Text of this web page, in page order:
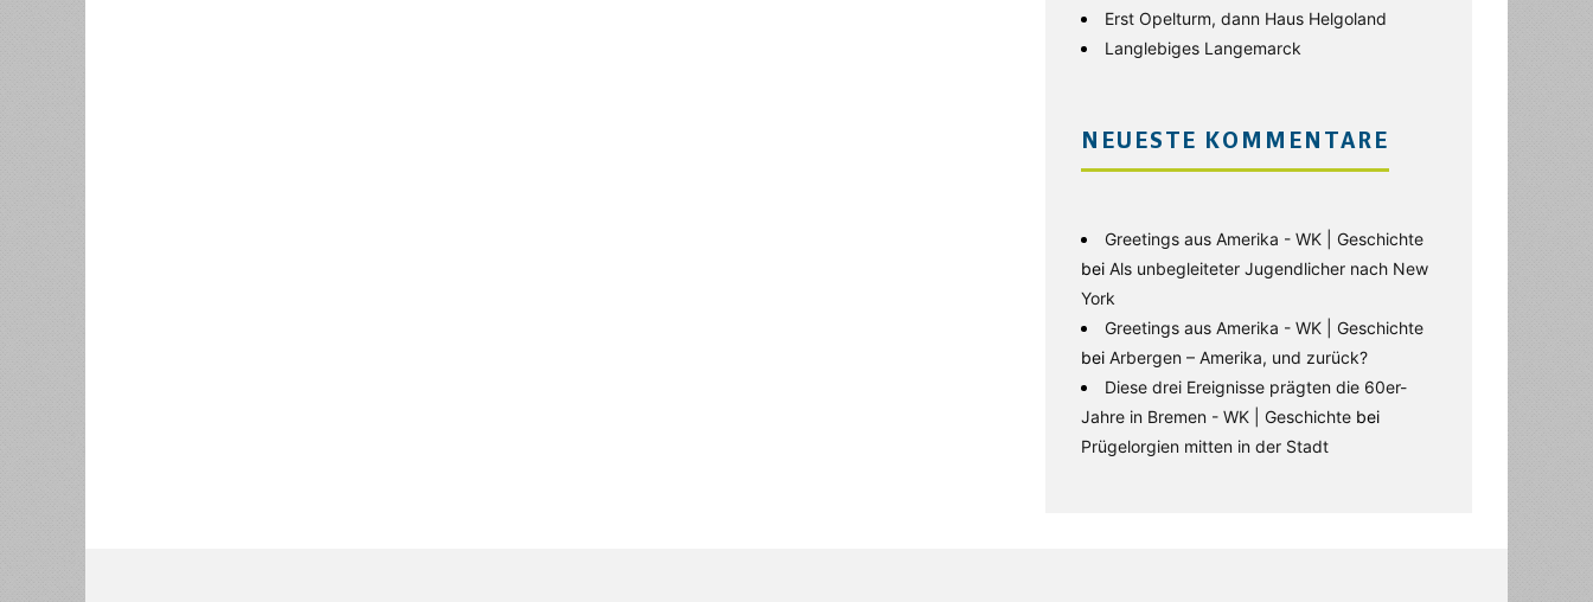
Erst Opelturm, dann Haus Helgoland
Langlebiges Langemarck
NEUESTE KOMMENTARE
Greetings aus Amerika - WK | Geschichte
bei Als unbegleiteter Jugendlicher nach New
York
Greetings aus Amerika - WK | Geschichte
bei Arbergen – Amerika, und zurück?
Diese drei Ereignisse prägten die 60er-
Jahre in Bremen - WK | Geschichte bei
Prügelorgien mitten in der Stadt